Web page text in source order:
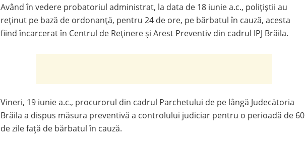
Având în vedere probatoriul administrat, la data de 18 iunie a.c., polițiștii au
reținut pe bază de ordonanță, pentru 24 de ore, pe bărbatul în cauză, acesta
fiind încarcerat în Centrul de Reținere și Arest Preventiv din cadrul IPJ Brăila.
Vineri, 19 iunie a.c., procurorul din cadrul Parchetului de pe lângă Judecătoria
Brăila a dispus măsura preventivă a controlului judiciar pentru o perioadă de 60
de zile față de bărbatul în cauză.